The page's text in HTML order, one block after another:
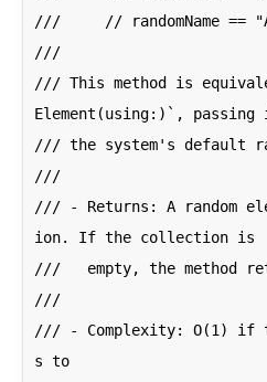
///     // randomName ==
///
/// This method is
Element(using:)`, passing
/// the system's default
///
/// - Returns: A random
ion. If the collection is
///   empty, the method
///
/// - Complexity: O(1) if
s to